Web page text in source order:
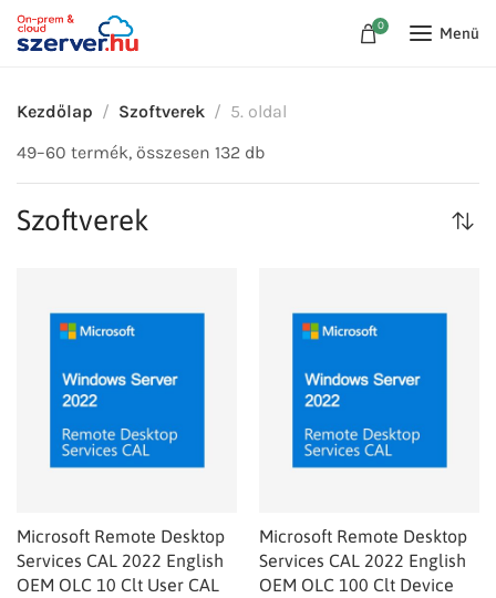
0 Menü
Kezdőlap Szoftverek
5. oldal
49–60 termék, összesen 132 db
Szoftverek
Microsoft Remote Desktop
Services CAL 2022 English
OEM OLC 10 Clt User CAL
Microsoft Remote Desktop
Services CAL 2022 English
OEM OLC 100 Clt Device